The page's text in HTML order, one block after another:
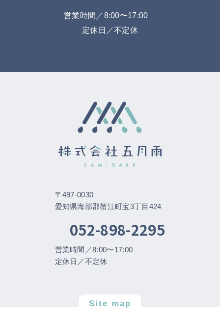
営業時間／8:00〜17:00
定休日／不定休
〒497-0030
愛知県海部郡蟹江町宝3丁目424
052-898-2295
営業時間／8:00〜17:00
定休日／不定休
Site map